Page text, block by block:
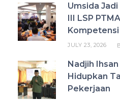
Umsida
III LSP
JULY 23, 2026
Nadjih
Hidupkan
Pekerjaan